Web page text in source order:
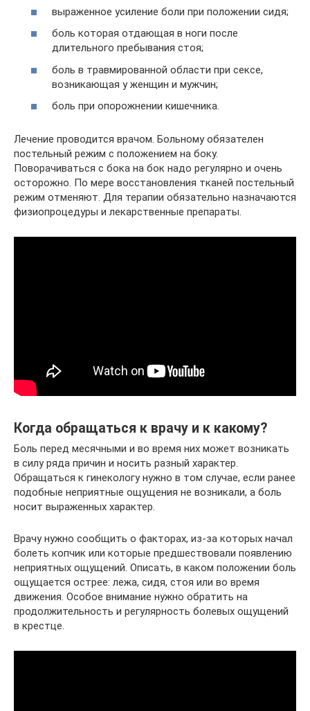
выраженное усиление боли при положении сидя;
боль которая отдающая в ноги после
длительного пребывания стоя;
боль в травмированной области при сексе,
возникающая у женщин и мужчин;
боль при опорожнении кишечника.
Лечение проводится врачом. Больному обязателен
постельный режим с положением на боку.
Поворачиваться с бока на бок надо регулярно и очень
осторожно. По мере восстановления тканей постельный
режим отменяют. Для терапии обязательно назначаются
физиопроцедуры и лекарственные препараты.
Когда обращаться к врачу и к какому?
Боль перед месячными и во время них может возникать
в силу ряда причин и носить разный характер.
Обращаться к гинекологу нужно в том случае, если ранее
подобные неприятные ощущения не возникали, а боль
носит выраженных характер.
Врачу нужно сообщить о факторах, из-за которых начал
болеть копчик или которые предшествовали появлению
неприятных ощущений. Описать, в каком положении боль
ощущается острее: лежа, сидя, стоя или во время
движения. Особое внимание нужно обратить на
продолжительность и регулярность болевых ощущений
в крестце.